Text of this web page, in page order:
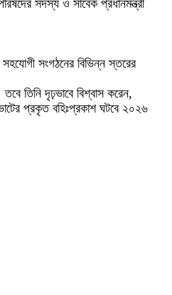
সদস্য ও সাবেক প্রধানমন্ত্রী
সংগঠনের বিভিন্ন স্তরের
তিনি দৃঢ়ভাবে বিশ্বাস করেন,
প্রকৃত বহিঃপ্রকাশ ঘটবে ২০২৬